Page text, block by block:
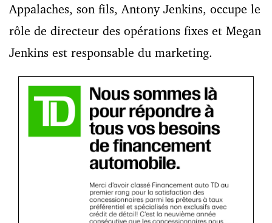
Appalaches, son fils, Antony Jenkins, occupe le
rôle de directeur des opérations fixes et Megan
Jenkins est responsable du marketing.